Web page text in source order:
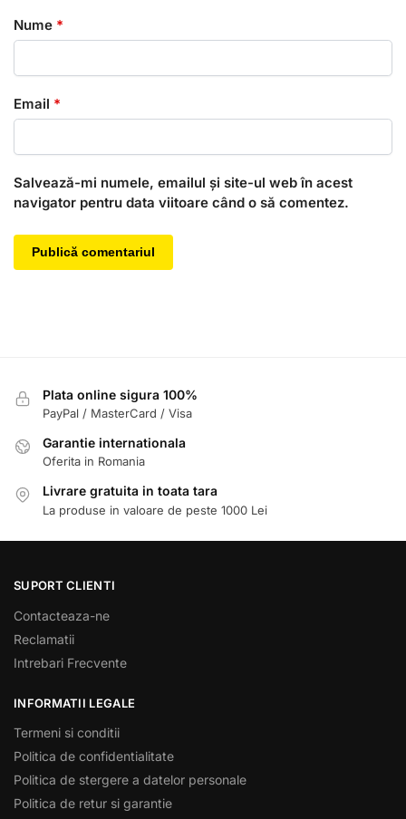
Nume *
Email *
Salvează-mi numele, emailul și site-ul web în acest
navigator pentru data viitoare când o să comentez.
Plata online sigura 100%
PayPal / MasterCard / Visa
Garantie internationala
Oferita in Romania
Livrare gratuita in toata tara
La produse in valoare de peste 1000 Lei
SUPORT CLIENTI
Contacteaza-ne
Reclamatii
Intrebari Frecvente
INFORMATII LEGALE
Termeni si conditii
Politica de confidentialitate
Politica de stergere a datelor personale
Politica de retur si garantie